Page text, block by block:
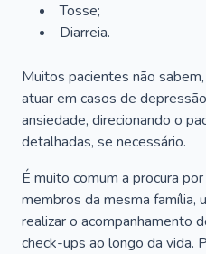
Tosse;
Diarreia.
Muitos pacientes não
atuar em casos de
ansiedade, direcionando o
detalhadas, se necessário.
É muito comum a procura
membros da mesma família,
realizar o acompanhamento
check-ups ao longo da vida.